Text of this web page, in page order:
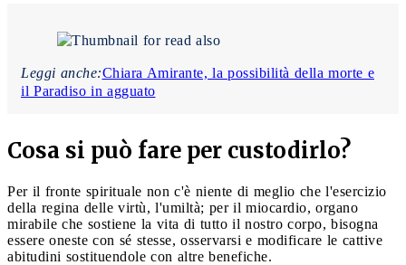
Leggi anche:Chiara Amirante, la possibilità della morte e
il Paradiso in agguato
Cosa si può fare per custodirlo?
Per il fronte spirituale non c'è niente di meglio che l'esercizio
della regina delle virtù, l'umiltà; per il miocardio, organo
mirabile che sostiene la vita di tutto il nostro corpo, bisogna
essere oneste con sé stesse, osservarsi e modificare le cattive
abitudini sostituendole con altre benefiche.